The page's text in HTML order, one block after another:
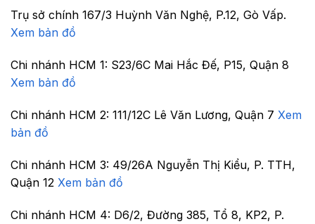
Trụ sở chính 167/3 Huỳnh Văn Nghệ, P.12, Gò Vấp.
Xem bản đồ
Chi nhánh HCM 1: S23/6C Mai Hắc Đế, P15, Quận 8
Xem bản đồ
Chi nhánh HCM 2: 111/12C Lê Văn Lương, Quận 7 Xem
bản đồ
Chi nhánh HCM 3: 49/26A Nguyễn Thị Kiểu, P. TTH,
Quận 12 Xem bản đồ
Chi nhánh HCM 4: D6/2, Đường 385, Tổ 8, KP2, P.